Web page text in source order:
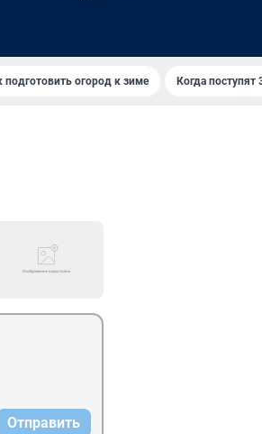
подготовить огород к зиме Когда
Отправить